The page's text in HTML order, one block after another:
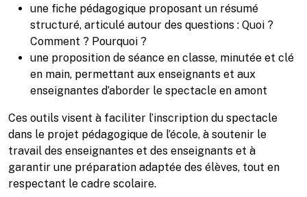
une fiche pédagogique proposant un résumé
structuré, articulé autour des questions : Quoi ?
Comment ? Pourquoi ?
une proposition de séance en classe, minutée et clé
en main, permettant aux enseignants et aux
enseignantes d’aborder le spectacle en amont
Ces outils visent à faciliter l’inscription du spectacle
dans le projet pédagogique de l’école, à soutenir le
travail des enseignantes et des enseignants et à
garantir une préparation adaptée des élèves, tout en
respectant le cadre scolaire.